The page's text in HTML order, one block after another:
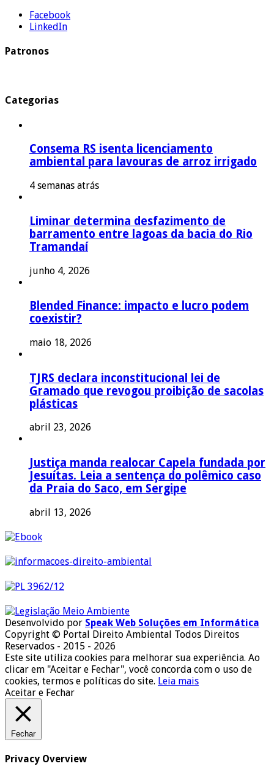
Facebook
LinkedIn
Patronos
Categorias
Consema RS isenta licenciamento
ambiental para lavouras de arroz irrigado
4 semanas atrás
Liminar determina desfazimento de
barramento entre lagoas da bacia do Rio
Tramandaí
junho 4, 2026
Blended Finance: impacto e lucro podem
coexistir?
maio 18, 2026
TJRS declara inconstitucional lei de
Gramado que revogou proibição de sacolas
plásticas
abril 23, 2026
Justiça manda realocar Capela fundada por
Jesuítas. Leia a sentença do polêmico caso
da Praia do Saco, em Sergipe
abril 13, 2026
Desenvolvido por Speak Web Soluções em Informática
Copyright © Portal Direito Ambiental Todos Direitos
Reservados - 2015 - 2026
Este site utiliza cookies para melhorar sua experiência. Ao
clicar em "Aceitar e Fechar", você concorda com o uso de
cookies, termos e políticas do site. Leia mais
Aceitar e Fechar
Fechar
Privacy Overview